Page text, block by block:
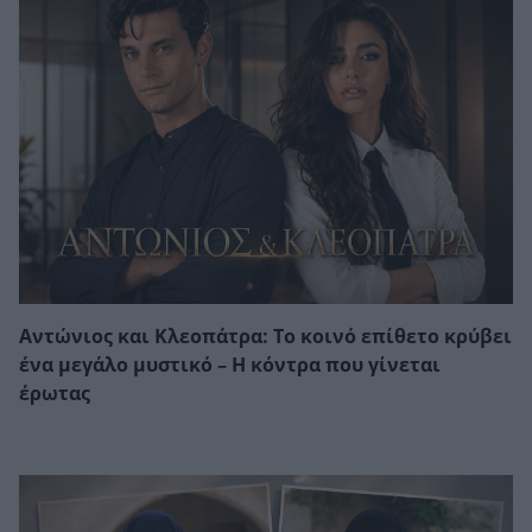
Αντώνιος και Κλεοπάτρα: Το κοινό επίθετο κρύβει
ένα μεγάλο μυστικό – Η κόντρα που γίνεται
έρωτας